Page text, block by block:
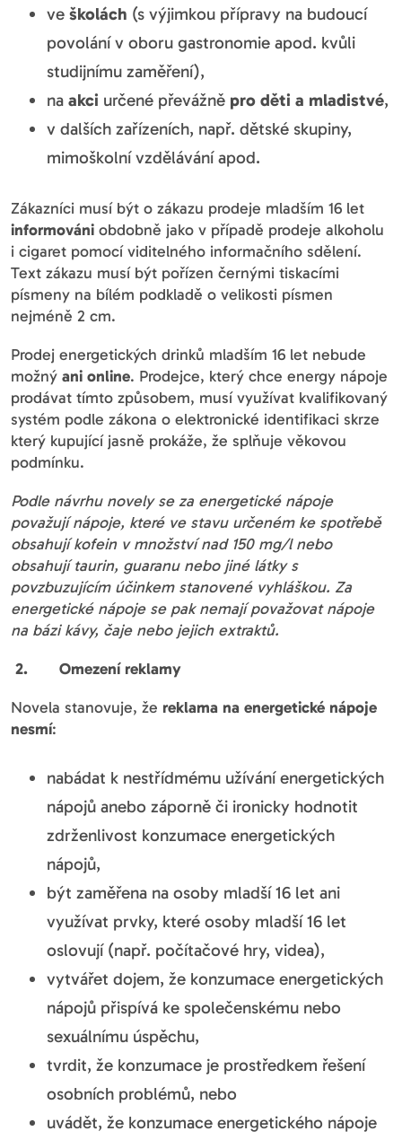
ve školách (s výjimkou přípravy na budoucí
povolání v oboru gastronomie apod. kvůli
studijnímu zaměření),
na akci určené převážně pro děti a mladistvé,
v dalších zařízeních, např. dětské skupiny,
mimoškolní vzdělávání apod.
Zákazníci musí být o zákazu prodeje mladším 16 let
informováni obdobně jako v případě prodeje alkoholu
i cigaret pomocí viditelného informačního sdělení.
Text zákazu musí být pořízen černými tiskacími
písmeny na bílém podkladě o velikosti písmen
nejméně 2 cm.
Prodej energetických drinků mladším 16 let nebude
možný ani online. Prodejce, který chce energy nápoje
prodávat tímto způsobem, musí využívat kvalifikovaný
systém podle zákona o elektronické identifikaci skrze
který kupující jasně prokáže, že splňuje věkovou
podmínku.
Podle návrhu novely se za energetické nápoje
považují nápoje, které ve stavu určeném ke spotřebě
obsahují kofein v množství nad 150 mg/l nebo
obsahují taurin, guaranu nebo jiné látky s
povzbuzujícím účinkem stanovené vyhláškou. Za
energetické nápoje se pak nemají považovat nápoje
na bázi kávy, čaje nebo jejich extraktů.
2. Omezení reklamy
Novela stanovuje, že reklama na energetické nápoje
nesmí:
nabádat k nestřídmému užívání energetických
nápojů anebo záporně či ironicky hodnotit
zdrženlivost konzumace energetických
nápojů,
být zaměřena na osoby mladší 16 let ani
využívat prvky, které osoby mladší 16 let
oslovují (např. počítačové hry, videa),
vytvářet dojem, že konzumace energetických
nápojů přispívá ke společenskému nebo
sexuálnímu úspěchu,
tvrdit, že konzumace je prostředkem řešení
osobních problémů, nebo
uvádět, že konzumace energetického nápoje